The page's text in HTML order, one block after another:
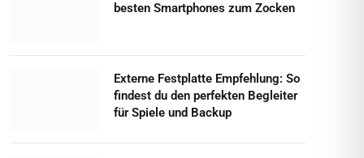
besten Smartphones zum Zocken
Externe Festplatte Empfehlung: So
findest du den perfekten Begleiter
für Spiele und Backup